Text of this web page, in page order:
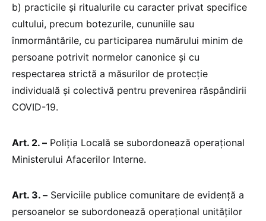
b) practicile și ritualurile cu caracter privat specifice
cultului, precum botezurile, cununiile sau
înmormântările, cu participarea numărului minim de
persoane potrivit normelor canonice și cu
respectarea strictă a măsurilor de protecție
individuală și colectivă pentru prevenirea răspândirii
COVID-19.
Art. 2. – Poliția Locală se subordonează operațional
Ministerului Afacerilor Interne.
Art. 3. – Serviciile publice comunitare de evidență a
persoanelor se subordonează operațional unităților